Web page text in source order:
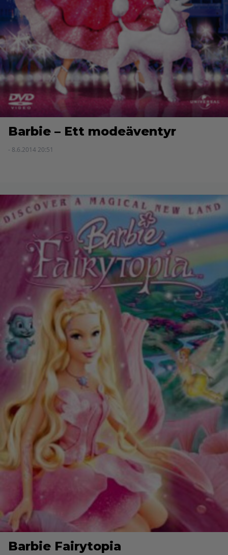
Barbie – Ett modeäventyr
- 8.6.2014 20:51
Barbie Fairytopia